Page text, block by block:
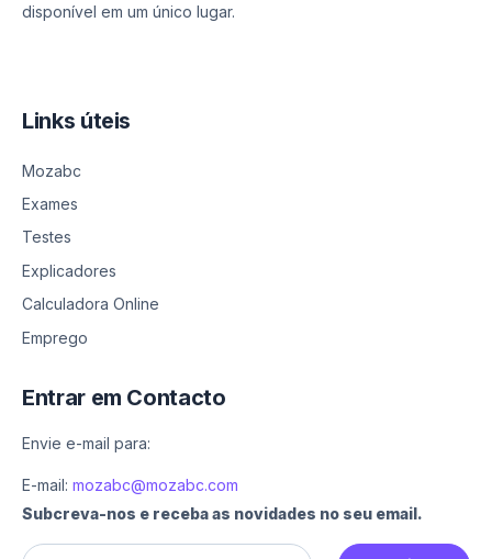
disponível em um único lugar.
Links úteis
Mozabc
Exames
Testes
Explicadores
Calculadora Online
Emprego
Entrar em Contacto
Envie e-mail para:
E-mail: mozabc@mozabc.com
Subcreva-nos e receba as novidades no seu email.